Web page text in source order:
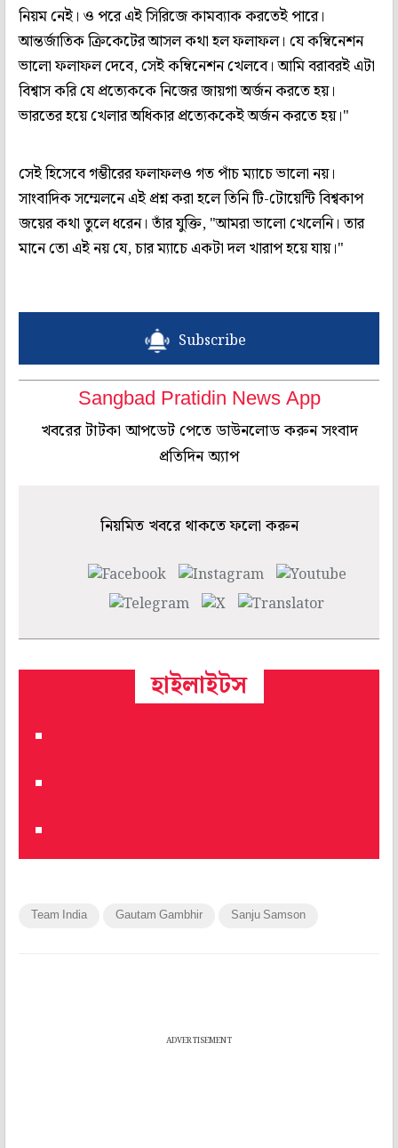
নিয়ম নেই। ও পরে এই সিরিজে কামব্যাক করতেই পারে।
আন্তর্জাতিক ক্রিকেটের আসল কথা হল ফলাফল। যে কম্বিনেশন
ভালো ফলাফল দেবে, সেই কম্বিনেশন খেলবে। আমি বরাবরই এটা
বিশ্বাস করি যে প্রত্যেককে নিজের জায়গা অর্জন করতে হয়।
ভারতের হয়ে খেলার অধিকার প্রত্যেককেই অর্জন করতে হয়।"
সেই হিসেবে গম্ভীরের ফলাফলও গত পাঁচ ম্যাচে ভালো নয়।
সাংবাদিক সম্মেলনে এই প্রশ্ন করা হলে তিনি টি-টোয়েন্টি বিশ্বকাপ
জয়ের কথা তুলে ধরেন। তাঁর যুক্তি, "আমরা ভালো খেলেনি। তার
মানে তো এই নয় যে, চার ম্যাচে একটা দল খারাপ হয়ে যায়।"
Subscribe
Sangbad Pratidin News App
খবরের টাটকা আপডেট পেতে ডাউনলোড করুন সংবাদ
প্রতিদিন অ্যাপ
নিয়মিত খবরে থাকতে ফলো করুন
হাইলাইটস
Team India Gautam Gambhir Sanju Samson
ADVERTISEMENT